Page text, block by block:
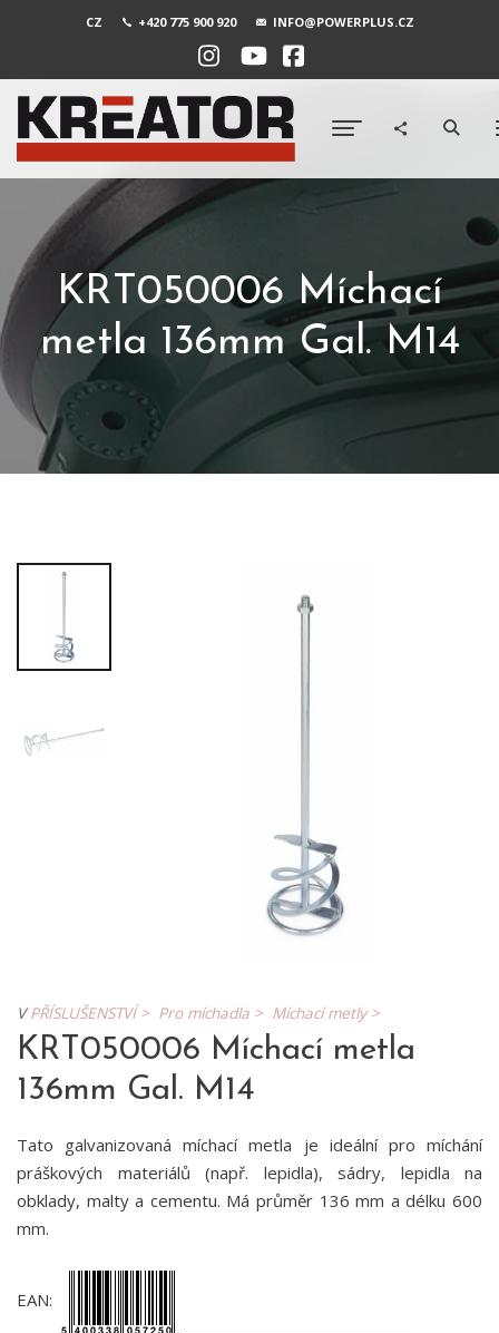
CZ +420 775 900 920 INFO@POWERPLUS.CZ
KRT050006 Míchací
metla 136mm Gal. M14
VPŘÍSLUŠENSTVÍ > Pro míchadla > Míchací metly >
KRT050006 Míchací metla
136mm Gal. M14
Tato galvanizovaná míchací metla je ideální pro míchání
práškových materiálů (např. lepidla), sádry, lepidla na
obklady, malty a cementu. Má průměr 136 mm a délku 600
mm.
EAN: